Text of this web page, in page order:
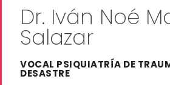
Dr. Iván Noé
Salazar
VOCAL PSIQUIATRÍA DE
DESASTRE